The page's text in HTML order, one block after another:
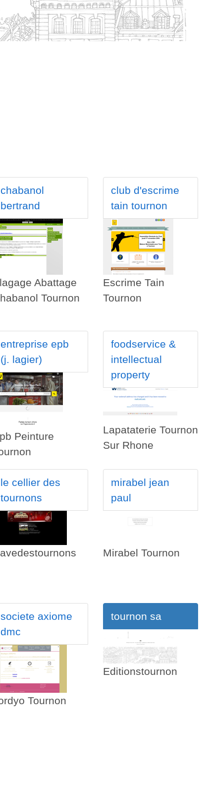
chabanol
bertrand
Abattage
Tournon
club d'escrime
tain tournon
Escrime Tain
Tournon
entreprise epb
(j. lagier)
Peinture
foodservice &
intellectual
property
Lapataterie Tournon
Sur Rhone
le cellier des
tournons
mirabel jean
paul
Mirabel Tournon
societe axiome
dmc
Tournon
tournon sa
Editionstournon